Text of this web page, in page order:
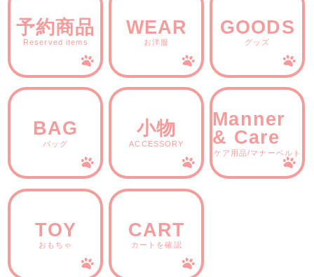
予約商品
Reserved items
WEAR
お洋服
GOODS
グッズ
BAG
バッグ
小物
ACCESSORY
Manner
& Care
ケア用品/マナーベルト
TOY
おもちゃ
CART
カートを確認